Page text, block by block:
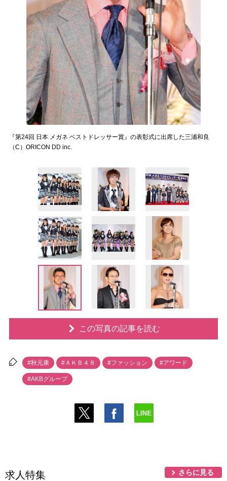
『第24回 日本 メガネ ベストドレッサー賞』の表彰式に出席した三浦和良
（C）ORICON DD inc.
この写真の記事を読む
#秋元康 #ＡＫＢ４８ #ファッション #アワード
#AKBグループ
求人特集 さらに見る